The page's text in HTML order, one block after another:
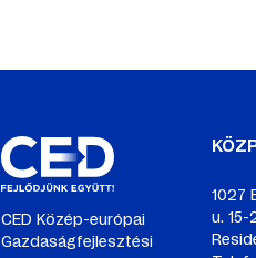
CED Közép-európai
Gazdaságfejlesztési
1027
u. 15-